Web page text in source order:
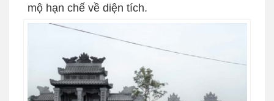
mộ hạn chế về diện tích.